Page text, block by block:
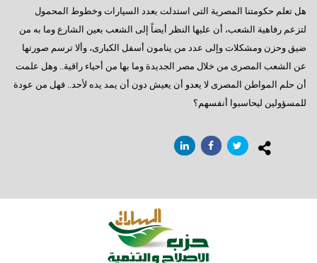
ماذا بعد الإستفتاء ؟
هل يفاجئنا الرئيس ؟
سؤال يطرح نفسه
وجهة نظر فى ( الإرهاب – الفساد – الإهمال )
هل يفعلها الرئيس؟
دور المواطن والدولة
هل تعلم حكومتنا المصرية التى استدلت بعدد السيارات وخطوط المحمول
لتزعم رفاهية الشعب، أن عليها النظر أيضاً إلى الشعب بعين الشارع وما به من
ضيق وحزن ومشكلات وإلى عدد من ينامون أسفل الكبارى، وألا ترسم صورتها
عن الشعب المصرى من خلال مصر الجديدة وما بها من أحياء راقية.. وهل علمت
أن حلم المواطن المصرى لا يعدو أن يعيش دون أن يمد يده لأحد.. فهل من عودة
للمسؤولين ليحاسبوا أنفسهم؟